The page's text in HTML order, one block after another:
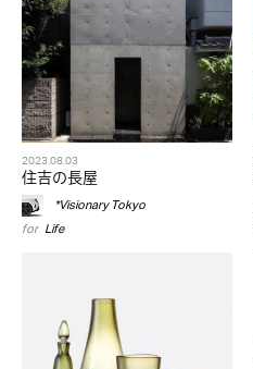
2023.08.03
住吉の長屋
*Visionary Tokyo
for Life